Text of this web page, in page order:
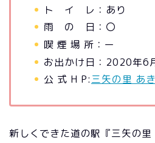
ト イ レ：あり
雨 の 日：〇
喫 煙 場 所：ー
お出かけ日：2020年6
公 式 H P:三矢の里 あ
新しくできた道の駅『三矢の里